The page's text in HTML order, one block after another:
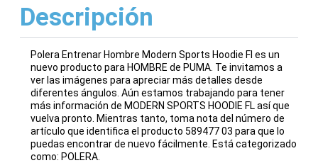
Descripción
Polera Entrenar Hombre Modern Sports Hoodie Fl es un
nuevo producto para HOMBRE de PUMA. Te invitamos a
ver las imágenes para apreciar más detalles desde
diferentes ángulos. Aún estamos trabajando para tener
más información de MODERN SPORTS HOODIE FL así que
vuelva pronto. Mientras tanto, toma nota del número de
artículo que identifica el producto 589477 03 para que lo
puedas encontrar de nuevo fácilmente. Está categorizado
como: POLERA.